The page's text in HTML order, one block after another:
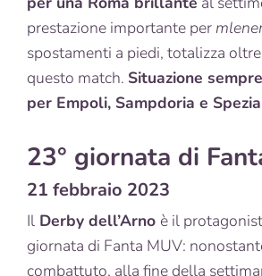
prestazione importante per
spostamenti a piedi, totalizza
questo match. Situazione
per Empoli, Sampdoria e Spezia
23° giornata di
21 febbraio 2023
Il Derby dell’Arno è il
giornata di Fanta MUV:
combattuto, alla fine della